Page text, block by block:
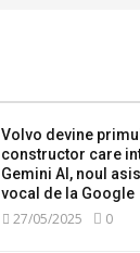
Volvo devine primul
constructor care
Gemini AI, noul
vocal de la Google
27/05/2025 0